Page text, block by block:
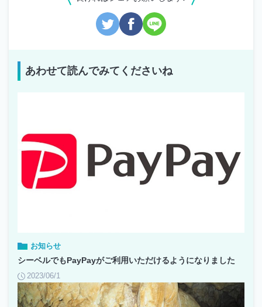
あわせて読んでみてくださいね
お知らせ
シーベルでもPayPayがご利用いただけるようになりました
2023/06/1